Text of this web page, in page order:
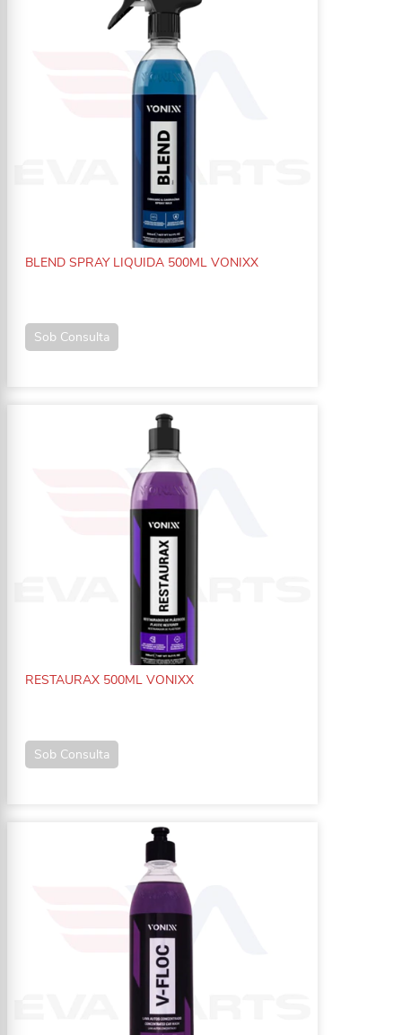
BLEND SPRAY LIQUIDA 500ML VONIXX
Sob Consulta
RESTAURAX 500ML VONIXX
Sob Consulta